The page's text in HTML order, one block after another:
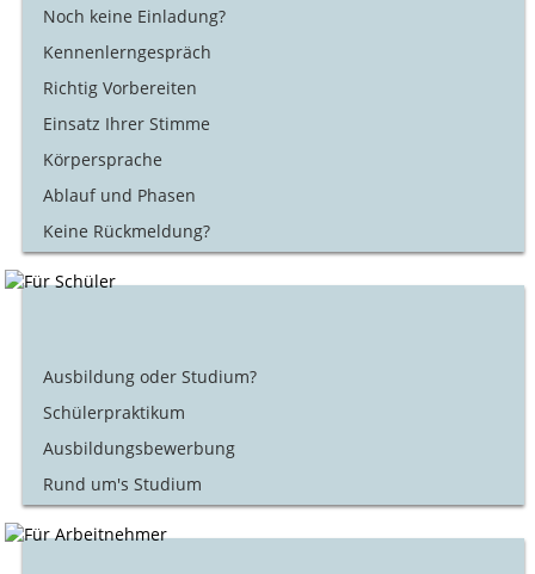
Noch keine Einladung?
Kennenlerngespräch
Richtig Vorbereiten
Einsatz Ihrer Stimme
Körpersprache
Ablauf und Phasen
Keine Rückmeldung?
Ausbildung oder Studium?
Schülerpraktikum
Ausbildungsbewerbung
Rund um's Studium